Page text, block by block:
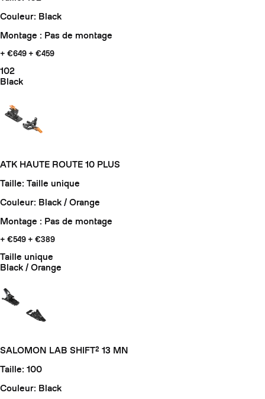
Couleur: Black
Montage : Pas de montage
+ €649 + €459
102
Black
ATK HAUTE ROUTE 10 PLUS
Taille: Taille unique
Couleur: Black / Orange
Montage : Pas de montage
+ €549 + €389
Taille unique
Black / Orange
SALOMON LAB SHIFT² 13 MN
Taille: 100
Couleur: Black